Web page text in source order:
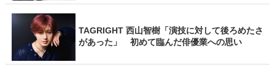
TAGRIGHT 西山智樹「演技に対して後ろめたさ
があった」 初めて臨んだ俳優業への思い